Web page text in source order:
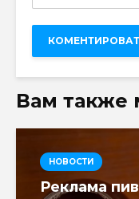
Вам также
НОВОСТИ
Реклама